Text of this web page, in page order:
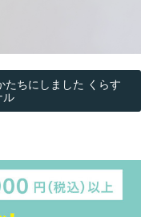
たちにしました くらす
ル